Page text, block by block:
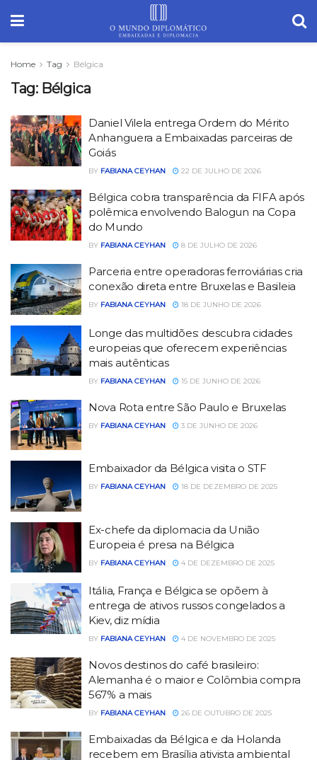
Home Tag Bélgica
Tag: Bélgica
Daniel Vilela entrega Ordem do Mérito
Anhanguera a Embaixadas parceiras de
Goiás
BY FABIANA CEYHAN 22 DE JULHO DE 2026
Bélgica cobra transparência da FIFA após
polêmica envolvendo Balogun na Copa
do Mundo
BY FABIANA CEYHAN 8 DE JULHO DE 2026
Parceria entre operadoras ferroviárias cria
conexão direta entre Bruxelas e Basileia
BY FABIANA CEYHAN 18 DE JUNHO DE 2026
Longe das multidões: descubra cidades
europeias que oferecem experiências
mais autênticas
BY FABIANA CEYHAN 15 DE JUNHO DE 2026
Nova Rota entre São Paulo e Bruxelas
BY FABIANA CEYHAN 3 DE JUNHO DE 2026
Embaixador da Bélgica visita o STF
BY FABIANA CEYHAN 18 DE DEZEMBRO DE 2025
Ex-chefe da diplomacia da União
Europeia é presa na Bélgica
BY FABIANA CEYHAN 4 DE DEZEMBRO DE 2025
Itália, França e Bélgica se opõem à
entrega de ativos russos congelados a
Kiev, diz mídia
BY FABIANA CEYHAN 4 DE NOVEMBRO DE 2025
Novos destinos do café brasileiro:
Alemanha é o maior e Colômbia compra
567% a mais
BY FABIANA CEYHAN 26 DE OUTUBRO DE 2025
Embaixadas da Bélgica e da Holanda
recebem em Brasília ativista ambiental